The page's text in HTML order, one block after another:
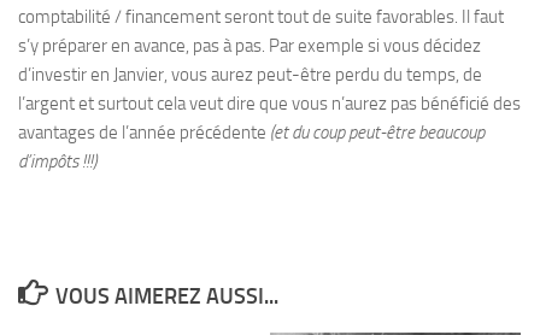
comptabilité / financement seront tout de suite favorables. Il faut
s’y préparer en avance, pas à pas. Par exemple si vous décidez
d’investir en Janvier, vous aurez peut-être perdu du temps, de
l’argent et surtout cela veut dire que vous n’aurez pas bénéficié des
avantages de l’année précédente (et du coup peut-être beaucoup
d’impôts !!!)
VOUS AIMEREZ AUSSI...